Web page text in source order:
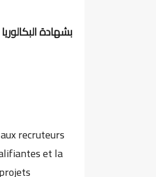
بشهادة البكالوريا مطلوب 80 منصبا للإشراف على الأنشطة
recruteurs
et la